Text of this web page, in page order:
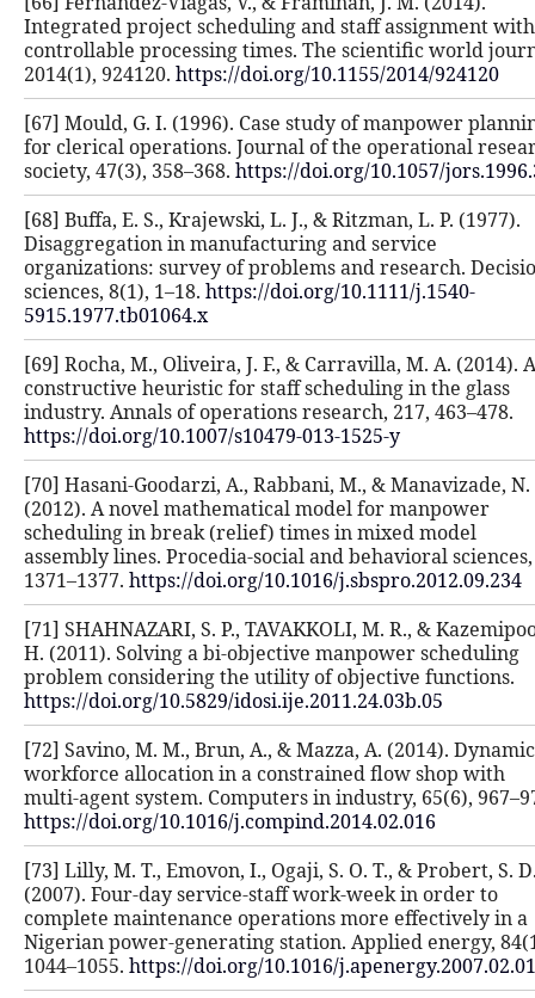
Integrated project scheduling and
controllable processing times. The
2014(1), 924120.https://doi.org/
[67] Mould, G. I. (1996). Case
for clerical operations. Journal of
society, 47(3), 358–368.https://
[68] Buffa, E. S., Krajewski, L. J., &
Disaggregation in manufacturing
organizations: survey of problems
sciences, 8(1), 1–18.https://doi.org/
5915.1977.tb01064.x
[69] Rocha, M., Oliveira, J. F., &
constructive heuristic for staff
industry. Annals of operations
https://doi.org/10.1007/s10479-013-
[70] Hasani-Goodarzi, A., Rabbani,
(2012). A novel mathematical
scheduling in break (relief) times
assembly lines. Procedia-social and
1371–1377.https://doi.org/10.1016/
[71] SHAHNAZARI, S. P.,
H. (2011). Solving a bi-objective
problem considering the utility of
https://doi.org/10.5829/
[72] Savino, M. M., Brun, A., &
workforce allocation in a
multi-agent system. Computers in
https://doi.org/10.1016/
[73] Lilly, M. T., Emovon, I., Ogaji, S.
(2007). Four-day service-staff
complete maintenance operations
Nigerian power-generating station.
1044–1055.https://doi.org/10.1016/